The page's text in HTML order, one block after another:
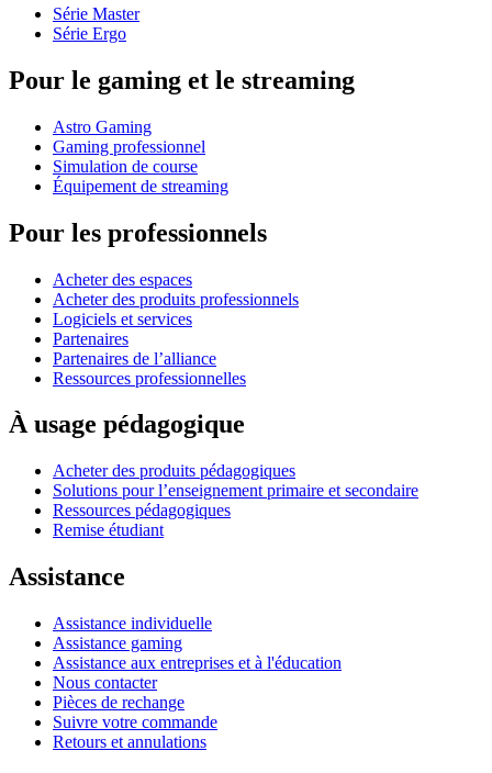
Série Master
Série Ergo
Pour le gaming et le streaming
Astro Gaming
Gaming professionnel
Simulation de course
Équipement de streaming
Pour les professionnels
Acheter des espaces
Acheter des produits professionnels
Logiciels et services
Partenaires
Partenaires de l’alliance
Ressources professionnelles
À usage pédagogique
Acheter des produits pédagogiques
Solutions pour l’enseignement primaire et secondaire
Ressources pédagogiques
Remise étudiant
Assistance
Assistance individuelle
Assistance gaming
Assistance aux entreprises et à l'éducation
Nous contacter
Pièces de rechange
Suivre votre commande
Retours et annulations